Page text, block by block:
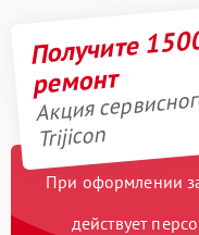
Получите
ремонт
Акция
Trijicon
При оформлении
действует